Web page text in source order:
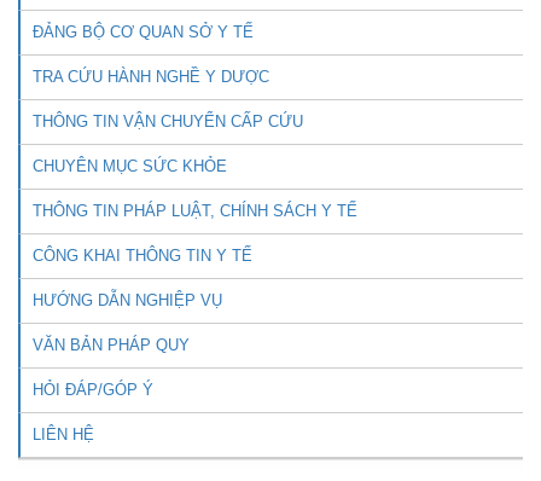
ĐẢNG BỘ CƠ QUAN SỞ Y TẾ
TRA CỨU HÀNH NGHỀ Y DƯỢC
THÔNG TIN VẬN CHUYỂN CẤP CỨU
CHUYÊN MỤC SỨC KHỎE
THÔNG TIN PHÁP LUẬT, CHÍNH SÁCH Y TẾ
CÔNG KHAI THÔNG TIN Y TẾ
HƯỚNG DẪN NGHIỆP VỤ
VĂN BẢN PHÁP QUY
HỎI ĐÁP/GÓP Ý
LIÊN HỆ